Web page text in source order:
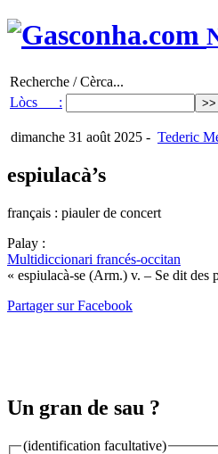
Recherche / Cèrca...
Lòcs :
dimanche 31 août 2025 - Tederic
espiulacà’s
français : piauler de concert
Palay :
Multidiccionari francés-occitan
« espiulacà-se (Arm.) v. – Se dit des
Partager sur Facebook
Un gran de sau ?
(identification facultative)